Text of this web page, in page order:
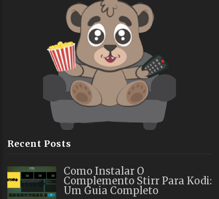
Recent Posts
Como Instalar O
Complemento Stirr Para Kodi:
Um Guia Completo